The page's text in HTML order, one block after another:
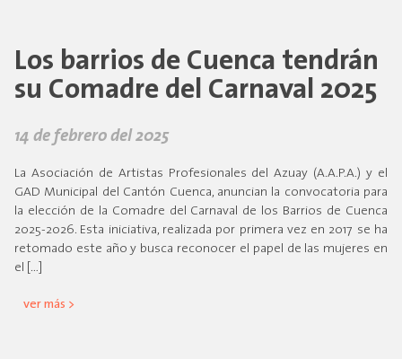
Los barrios de Cuenca tendrán
su Comadre del Carnaval 2025
14 de febrero del 2025
La Asociación de Artistas Profesionales del Azuay (A.A.P.A.) y el
GAD Municipal del Cantón Cuenca, anuncian la convocatoria para
la elección de la Comadre del Carnaval de los Barrios de Cuenca
2025-2026. Esta iniciativa, realizada por primera vez en 2017 se ha
retomado este año y busca reconocer el papel de las mujeres en
el […]
ver más >